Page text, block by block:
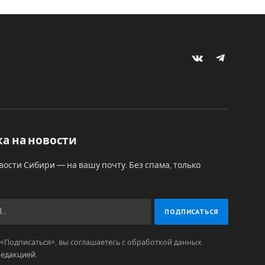
VKontakteTelegram
на новости
Сибири — на вашу почту. Без спама, только
вы соглашаетесь с обработкой данных.
.